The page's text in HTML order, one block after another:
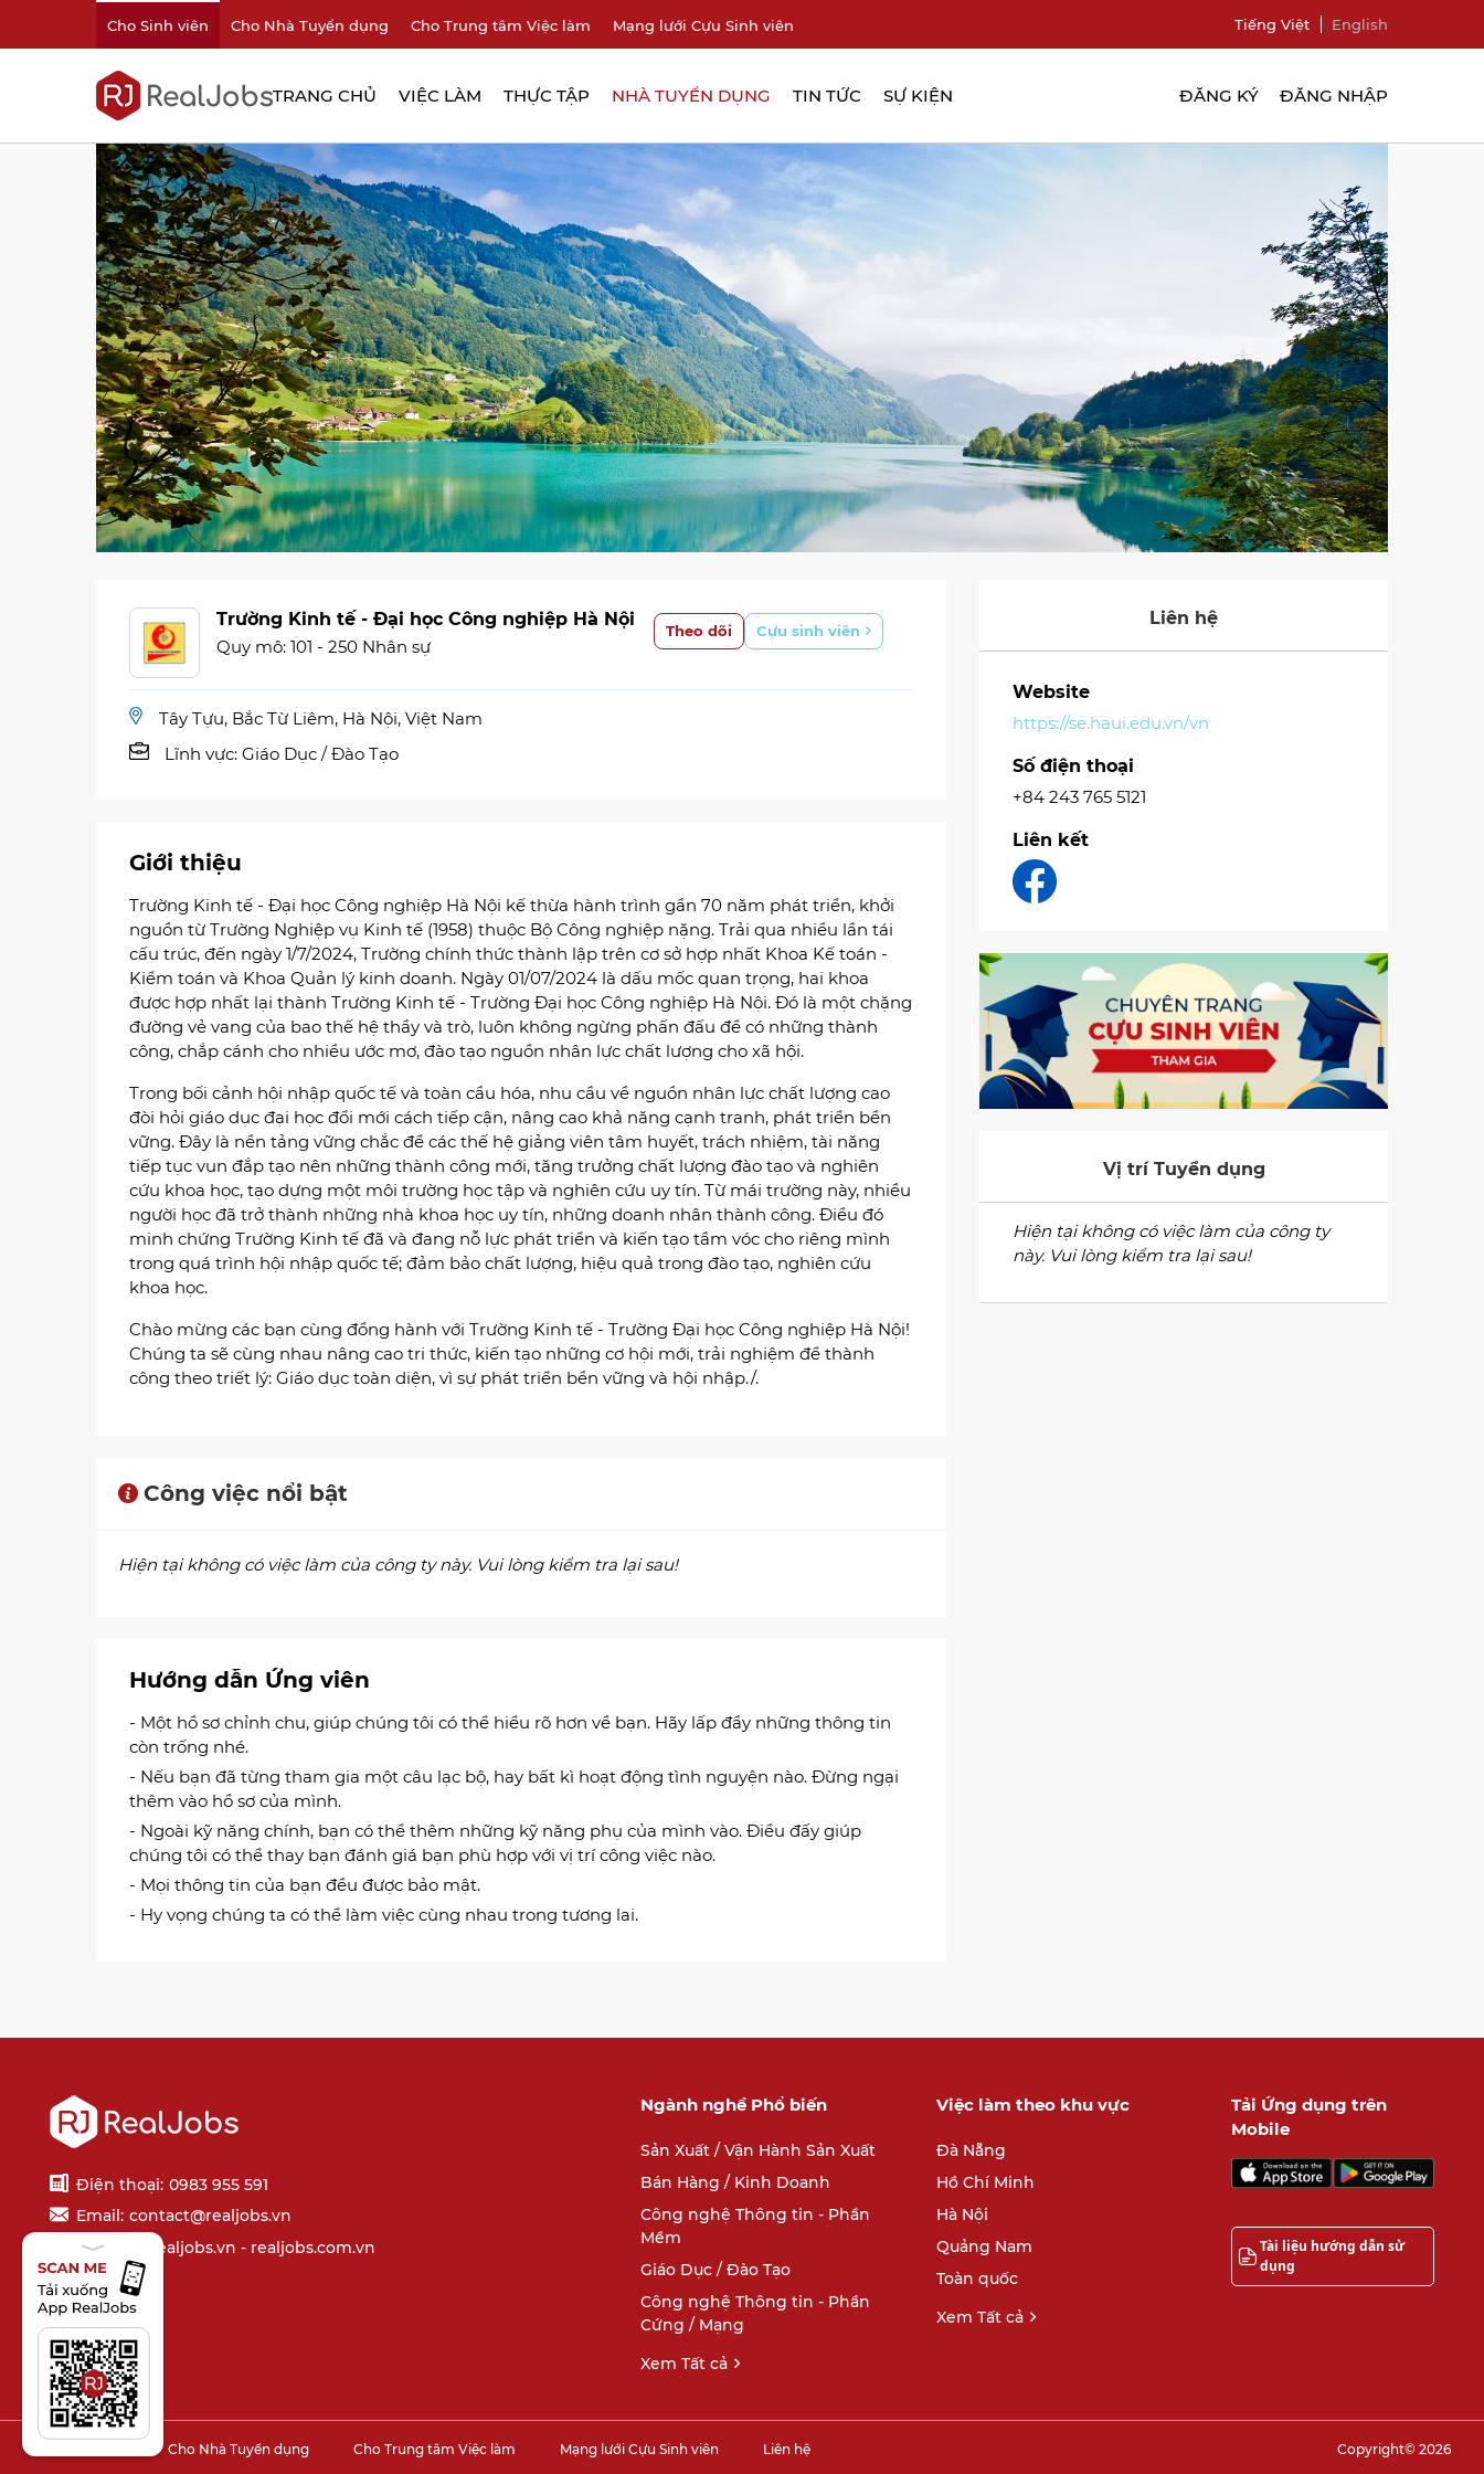
Cho Sinh viên Cho Nhà Tuyển dụng Cho Trung tâm Việc làm Mạng lưới Cựu Sinh viên Tiếng Việt English
TRANG CHỦ VIỆC LÀM THỰC TẬP NHÀ TUYỂN DỤNG TIN TỨC SỰ KIỆN ĐĂNG KÝ ĐĂNG NHẬP
Trường Kinh tế - Đại học Công nghiệp Hà Nội
Quy mô: 101 - 250 Nhân sự
Theo dõi Cựu sinh viên
Tây Tựu, Bắc Từ Liêm, Hà Nội, Việt Nam
Lĩnh vực: Giáo Dục / Đào Tạo
Giới thiệu
Trường Kinh tế - Đại học Công nghiệp Hà Nội kế thừa hành trình gần 70 năm phát triển, khởi
nguồn từ Trường Nghiệp vụ Kinh tế (1958) thuộc Bộ Công nghiệp nặng. Trải qua nhiều lần tái
cấu trúc, đến ngày 1/7/2024, Trường chính thức thành lập trên cơ sở hợp nhất Khoa Kế toán -
Kiểm toán và Khoa Quản lý kinh doanh. Ngày 01/07/2024 là dấu mốc quan trọng, hai khoa
được hợp nhất lại thành Trường Kinh tế - Trường Đại học Công nghiệp Hà Nội. Đó là một chặng
đường vẻ vang của bao thế hệ thầy và trò, luôn không ngừng phấn đấu để có những thành
công, chắp cánh cho nhiều ước mơ, đào tạo nguồn nhân lực chất lượng cho xã hội.
Trong bối cảnh hội nhập quốc tế và toàn cầu hóa, nhu cầu về nguồn nhân lực chất lượng cao
đòi hỏi giáo dục đại học đổi mới cách tiếp cận, nâng cao khả năng cạnh tranh, phát triển bền
vững. Đây là nền tảng vững chắc để các thế hệ giảng viên tâm huyết, trách nhiệm, tài năng
tiếp tục vun đắp tạo nên những thành công mới, tăng trưởng chất lượng đào tạo và nghiên
cứu khoa học, tạo dựng một môi trường học tập và nghiên cứu uy tín. Từ mái trường này, nhiều
người học đã trở thành những nhà khoa học uy tín, những doanh nhân thành công. Điều đó
minh chứng Trường Kinh tế đã và đang nỗ lực phát triển và kiến tạo tầm vóc cho riêng mình
trong quá trình hội nhập quốc tế; đảm bảo chất lượng, hiệu quả trong đào tạo, nghiên cứu
khoa học.
Chào mừng các bạn cùng đồng hành với Trường Kinh tế - Trường Đại học Công nghiệp Hà Nội!
Chúng ta sẽ cùng nhau nâng cao tri thức, kiến tạo những cơ hội mới, trải nghiệm để thành
công theo triết lý: Giáo dục toàn diện, vì sự phát triển bền vững và hội nhập./.
Công việc nổi bật
Hiện tại không có việc làm của công ty này. Vui lòng kiểm tra lại sau!
Hướng dẫn Ứng viên
- Một hồ sơ chỉnh chu, giúp chúng tôi có thể hiểu rõ hơn về bạn. Hãy lấp đầy những thông tin
còn trống nhé.
- Nếu bạn đã từng tham gia một câu lạc bộ, hay bất kì hoạt động tình nguyện nào. Đừng ngại
thêm vào hồ sơ của mình.
- Ngoài kỹ năng chính, bạn có thể thêm những kỹ năng phụ của mình vào. Điều đấy giúp
chúng tôi có thể thay bạn đánh giá bạn phù hợp với vị trí công việc nào.
- Mọi thông tin của bạn đều được bảo mật.
- Hy vọng chúng ta có thể làm việc cùng nhau trong tương lai.
Liên hệ
Website
https://se.haui.edu.vn/vn
Số điện thoại
+84 243 765 5121
Liên kết
Vị trí Tuyển dụng
Hiện tại không có việc làm của công ty
này. Vui lòng kiểm tra lại sau!
Điện thoại: 0983 955 591
Email: contact@realjobs.vn
Website: realjobs.vn - realjobs.com.vn
Ngành nghề Phổ biến
Sản Xuất / Vận Hành Sản Xuất
Bán Hàng / Kinh Doanh
Công nghệ Thông tin - Phần
Mềm
Giáo Dục / Đào Tạo
Công nghệ Thông tin - Phần
Cứng / Mạng
Xem Tất cả
Việc làm theo khu vực
Đà Nẵng
Hồ Chí Minh
Hà Nội
Quảng Nam
Toàn quốc
Xem Tất cả
Tải Ứng dụng trên
Mobile
Tài liệu hướng dẫn sử
dụng
Cho Nhà Tuyển dụng Cho Trung tâm Việc làm Mạng lưới Cựu Sinh viên Liên hệ Copyright© 2026